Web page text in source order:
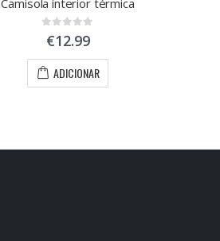
Camisola interior térmica
out of 5
€12.99
ADICIONAR